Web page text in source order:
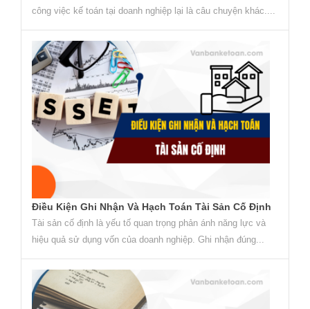
công việc kế toán tại doanh nghiệp lại là câu chuyện khác....
Điều Kiện Ghi Nhận Và Hạch Toán Tài Sản Cố Định
Tài sản cố định là yếu tố quan trọng phản ánh năng lực và
hiệu quả sử dụng vốn của doanh nghiệp. Ghi nhận đúng...